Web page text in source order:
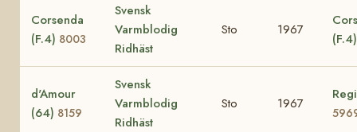
Corsenda
(F.4) 8003
Svensk
Varmblodig
Ridhäst
Sto 1967
d'Amour
(64) 8159
Svensk
Varmblodig
Ridhäst
Sto 1967